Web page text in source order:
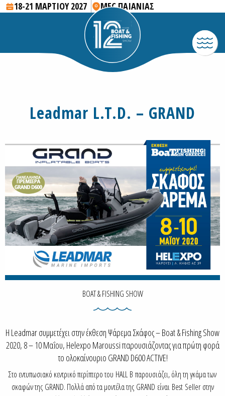
18-21 ΜΑΡΤΙΟΥ 2027 MEC ΠΑΙΑΝΙΑΣ
Leadmar L.T.D. – GRAND
BOAT & FISHING SHOW
Η Leadmar συμμετέχει στην έκθεση Ψάρεμα Σκάφος – Boat & Fishing Show
2020, 8 – 10 Μαΐου, Helexpo Maroussi παρουσιάζοντας για πρώτη φορά
το ολοκαίνουριο GRAND D600 ACTIVE!
Στο εντυπωσιακό κεντρικό περίπτερο του HALL B παρουσιάζει, όλη τη γκάμα των
σκαφών της GRAND. Πολλά από τα μοντέλα της GRAND είναι Best Sellerστην